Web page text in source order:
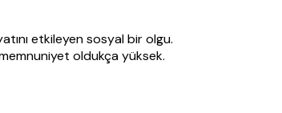
etkileyen sosyal bir olgu.
oldukça yüksek.